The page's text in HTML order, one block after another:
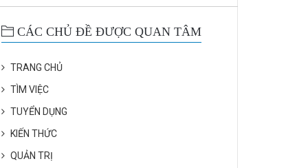
CÁC CHỦ ĐỀ ĐƯỢC QUAN TÂM
TRANG CHỦ
TÌM VIỆC
TUYỂN DỤNG
KIẾN THỨC
QUẢN TRỊ